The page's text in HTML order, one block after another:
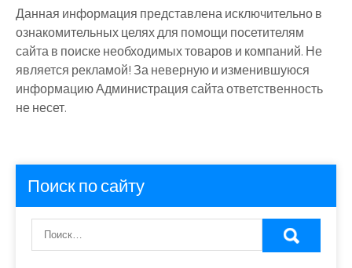
Данная информация представлена исключительно в
ознакомительных целях для помощи посетителям
сайта в поиске необходимых товаров и компаний. Не
является рекламой! За неверную и изменившуюся
информацию Администрация сайта ответственность
не несет.
Поиск по сайту